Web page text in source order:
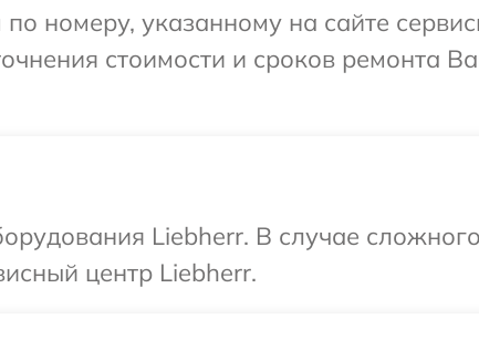
номеру, указанному на сайте
стоимости и сроков ремонта
Liebherr. В случае
центр Liebherr.